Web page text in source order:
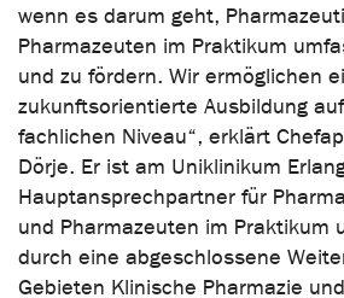
wenn es darum geht,
Pharmazeuten im Praktikum
und zu fördern. Wir ermöglichen
zukunftsorientierte Ausbildung
fachlichen Niveau“, erklärt
Dörje. Er ist am Uniklinikum
Hauptansprechpartner für
und Pharmazeuten im Praktikum
durch eine abgeschlossene
Gebieten Klinische Pharmazie und